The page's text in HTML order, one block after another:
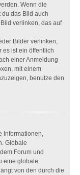
Wenn die
das Bild auch
verlinken, das auf
Bilder verlinken,
es ist ein öffentlich
einer Anmeldung
mit einem
benutze den
Globale
Forum und
eine globale
von den durch die